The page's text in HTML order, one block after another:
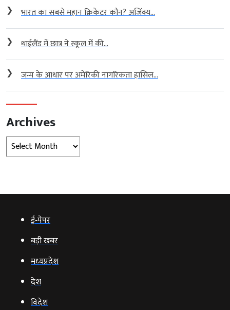
❯ भारत का सबसे महान क्रिकेटर कौन? अजिंक्य...
❯ थाईलैंड में छात्र ने स्कूल में की...
❯ जन्म के आधार पर अमेरिकी नागरिकता हासिल...
Archives
Archives
ई‑पेपर
बड़ी खबर
मध्‍यप्रदेश
देश
विदेश